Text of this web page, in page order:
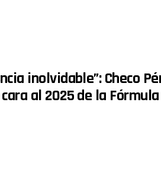
inolvidable”: Checo
al 2025 de la Fórmula